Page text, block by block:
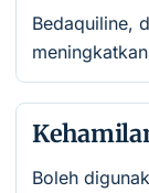
Bedaquiline,
Boleh